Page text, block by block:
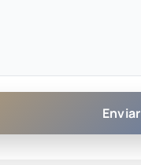
Enviar